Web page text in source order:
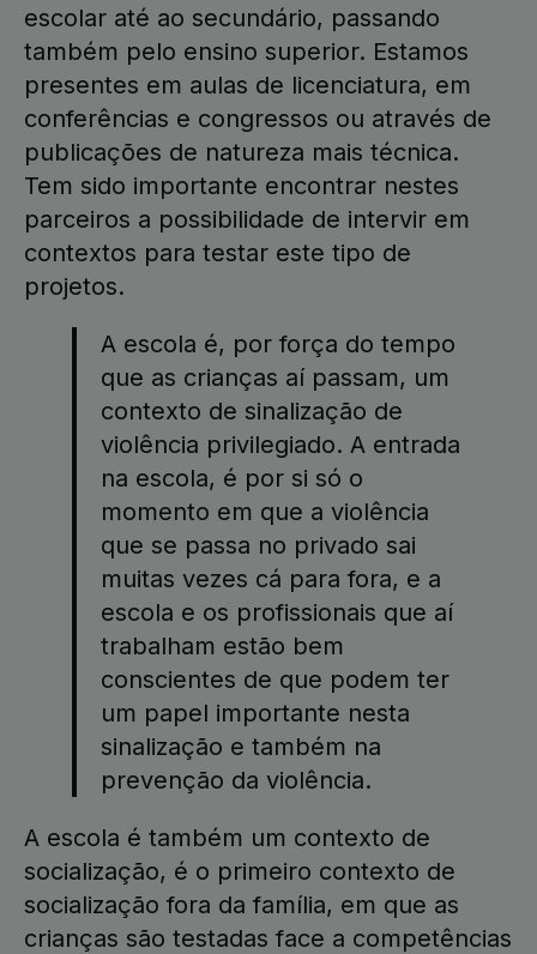
escolar até ao secundário, passando
também pelo ensino superior. Estamos
presentes em aulas de licenciatura, em
conferências e congressos ou através de
publicações de natureza mais técnica.
Tem sido importante encontrar nestes
parceiros a possibilidade de intervir em
contextos para testar este tipo de
projetos.
A escola é, por força do tempo
que as crianças aí passam, um
contexto de sinalização de
violência privilegiado. A entrada
na escola, é por si só o
momento em que a violência
que se passa no privado sai
muitas vezes cá para fora, e a
escola e os profissionais que aí
trabalham estão bem
conscientes de que podem ter
um papel importante nesta
sinalização e também na
prevenção da violência.
A escola é também um contexto de
socialização, é o primeiro contexto de
socialização fora da família, em que as
crianças são testadas face a competências